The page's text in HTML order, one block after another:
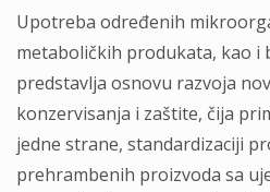
Upotreba određenih
metaboličkih produkata, kao i
predstavlja osnovu razvoja
konzervisanja i zaštite, čija
jedne strane, standardizaciji
prehrambenih proizvoda sa